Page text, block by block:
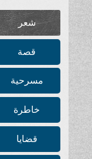
شعر
قصة
مسرحية
خاطرة
قضايا